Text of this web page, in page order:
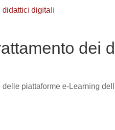
didattici digitali
dei
piattaforme e-Learning